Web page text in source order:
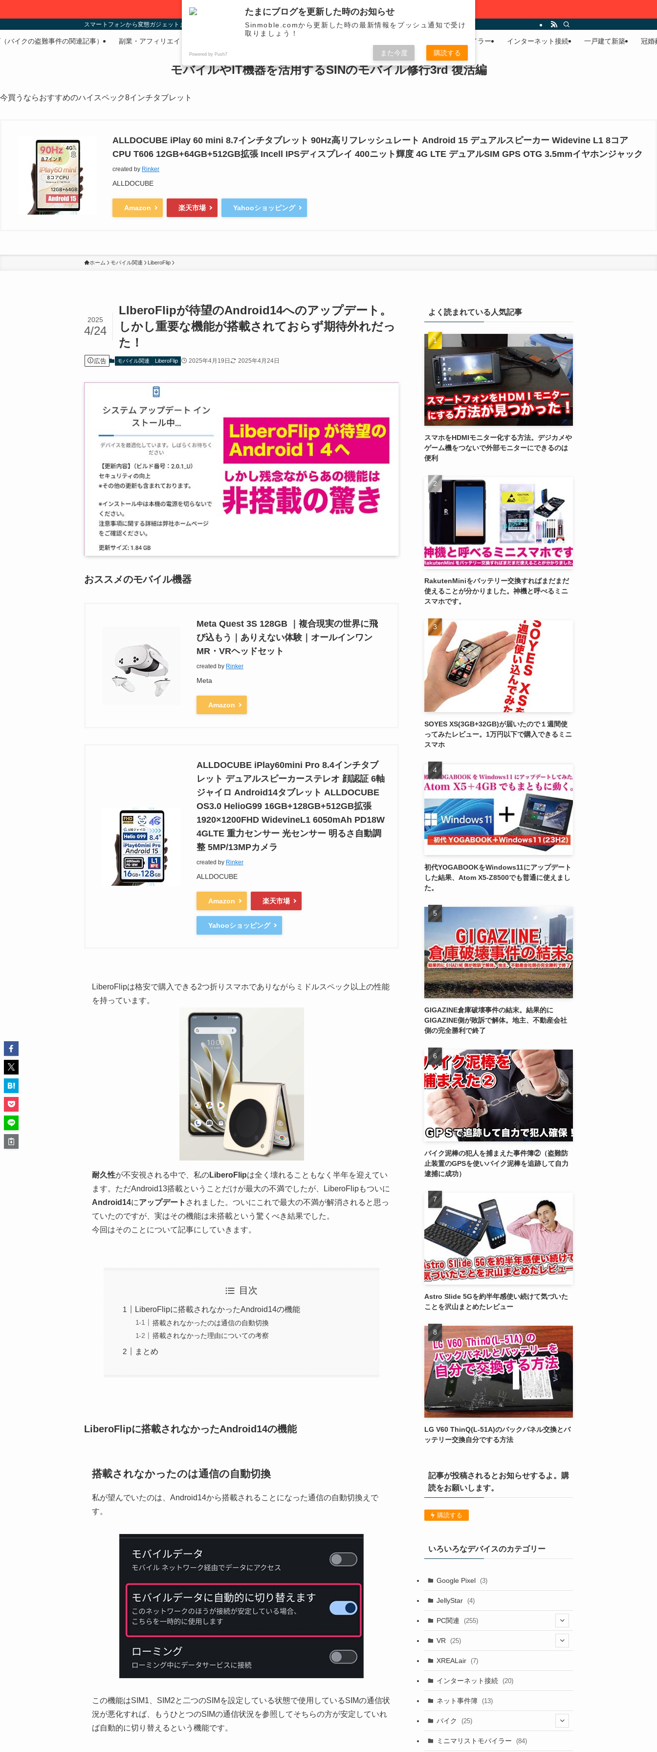
サイトデザインをリニューアルしました。
スマートフォンから変態ガジェットまであらゆるモバイル端末を取り扱います。
モバイルやIT機器を活用するSINのモバイル修行3rd 復活編
バイクの盗難事件の関連記事） 副業・アフィリエイト ミニマリストモバイラー インターネット接続 一戸建て新築 冠婚
今買うならおすすめのハイスペック8インチタブレット
ALLDOCUBE iPlay 60 mini 8.7インチタブレット 90Hz高リフレッシュレート Android 15 デュアルスピーカー Widevine L1 8コア
CPU T606 12GB+64GB+512GB拡張 Incell IPSディスプレイ 400ニット輝度 4G LTE デュアルSIM GPS OTG 3.5mmイヤホンジャック
created by Rinker
ALLDOCUBE
Amazon 楽天市場 Yahooショッピング
ホーム モバイル関連 LiberoFlip
LIberoFlipが待望のAndroid14へのアップデート。
しかし重要な機能が搭載されておらず期待外れだっ
た！
2025
4/24
広告 モバイル関連 LiberoFlip 2025年4月19日 2025年4月24日
おススメのモバイル機器
Meta Quest 3S 128GB ｜複合現実の世界に飛
び込もう｜ありえない体験｜オールインワン
MR・VRヘッドセット
created by Rinker
Meta
Amazon
ALLDOCUBE iPlay60mini Pro 8.4インチタブ
レット デュアルスピーカーステレオ 顔認証 6軸
ジャイロ Android14タブレット ALLDOCUBE
OS3.0 HelioG99 16GB+128GB+512GB拡張
1920×1200FHD WidevineL1 6050mAh PD18W
4GLTE 重力センサー 光センサー 明るさ自動調
整 5MP/13MPカメラ
created by Rinker
ALLDOCUBE
Amazon 楽天市場
Yahooショッピング
LiberoFlipは格安で購入できる2つ折りスマホでありながらミドルスペック以上の性能
を持っています。
耐久性が不安視される中で、私のLiberoFlipは全く壊れることもなく半年を迎えてい
ます。ただAndroid13搭載ということだけが最大の不満でしたが、LiberoFlipもついに
Android14にアップデート されました。ついにこれで最大の不満が解消されると思っ
ていたのですが、実はその機能は未搭載という驚くべき結果でした。
今回はそのことについて記事にしていきます。
目次
LiberoFlipに搭載されなかったAndroid14の機能
搭載されなかったのは通信の自動切換
搭載されなかった理由についての考察
まとめ
LiberoFlipに搭載されなかったAndroid14の機能
搭載されなかったのは通信の自動切換
私が望んでいたのは、Android14から搭載されることになった通信の自動切換えで
す。
この機能はSIM1、SIM2と二つのSIMを設定している状態で使用しているSIMの通信状
況が悪化すれば、もうひとつのSIMの通信状況を参照してそちらの方が安定していれ
ば自動的に切り替えるという機能です。
よく読まれている人気記事
スマホをHDMIモニター化する方法。デジカメや
ゲーム機をつないで外部モニターにできるのは
便利
RakutenMiniをバッテリー交換すればまだまだ
使えることが分かりました。神機と呼べるミニ
スマホです。
SOYES XS(3GB+32GB)が届いたので１週間使
ってみたレビュー。1万円以下で購入できるミニ
スマホ
初代YOGABOOKをWindows11にアップデート
した結果、Atom X5-Z8500でも普通に使えまし
た。
GIGAZINE倉庫破壊事件の結末。結果的に
GIGAZINE側が敗訴で解体。地主、不動産会社
側の完全勝利で終了
バイク泥棒の犯人を捕まえた事件簿②（盗難防
止装置のGPSを使いバイク泥棒を追跡して自力
逮捕に成功）
Astro Slide 5Gを約半年感使い続けて気づいた
ことを沢山まとめたレビュー
LG V60 ThinQ(L-51A)のバックパネル交換とバ
ッテリー交換自分でする方法
記事が投稿されるとお知らせするよ。購
読をお願いします。
購読する
いろいろなデバイスのカテゴリー
Google Pixel (3)
JellyStar (4)
PC関連 (255)
(9)
(1)
(2)
VR (25)
(18)
(13)
XREALair (7)
インターネット接続 (20)
ネット事件簿 (13)
バイク (25)
(8)
ミニマリストモバイラー (84)
たまにブログを更新した時のお知らせ
Sinmoble.comから更新した時の最新情報をプッシュ通知で受け
取りましょう！
Powered by Push7 また今度 購読する